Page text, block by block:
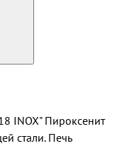
INOX" Пироксенит
стали. Печь